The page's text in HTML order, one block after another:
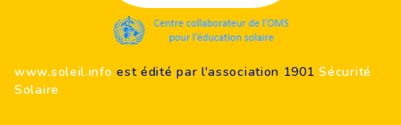
www.soleil.info est édité par l'association 1901Sécurité
Solaire